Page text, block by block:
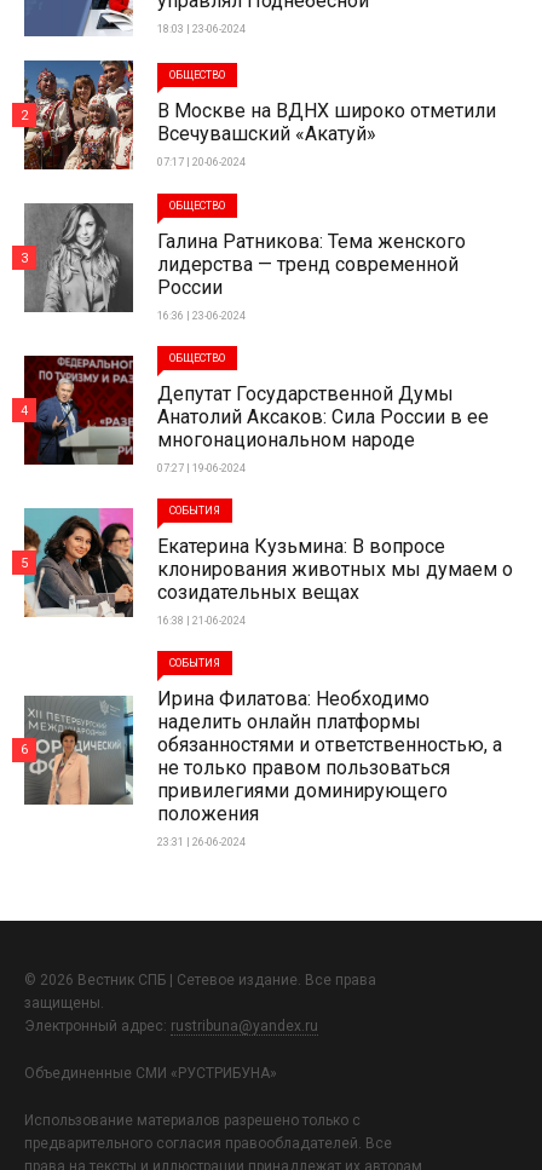
18:03 | 23-06-2024
ОБЩЕСТВО
В Москве на ВДНХ широко отметили
Всечувашский «Акатуй»
07:17 | 20-06-2024
2
ОБЩЕСТВО
Галина Ратникова: Тема женского
лидерства — тренд современной
России
16:36 | 23-06-2024
3
ОБЩЕСТВО
Депутат Государственной Думы
Анатолий Аксаков: Сила России в ее
многонациональном народе
07:27 | 19-06-2024
4
СОБЫТИЯ
Екатерина Кузьмина: В вопросе
клонирования животных мы думаем о
созидательных вещах
16:38 | 21-06-2024
5
СОБЫТИЯ
Ирина Филатова: Необходимо
наделить онлайн платформы
обязанностями и ответственностью, а
не только правом пользоваться
привилегиями доминирующего
положения
23:31 | 26-06-2024
6
© 2026 Вестник СПБ | Сетевое издание. Все права
защищены.
Электронный адрес: rustribuna@yandex.ru
Объединенные СМИ «РУСТРИБУНА»
Использование материалов разрешено только с
предварительного согласия правообладателей. Все
права на тексты и иллюстрации принадлежат их авторам.